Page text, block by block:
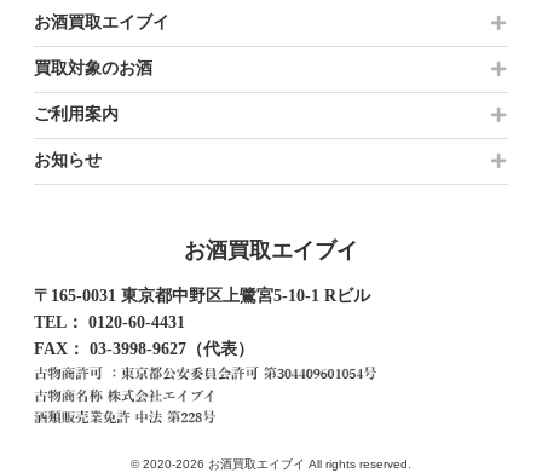
お酒買取エイブイ
買取対象のお酒
ご利用案内
お知らせ
お酒買取エイブイ
〒165-0031 東京都中野区上鷺宮5-10-1 Rビル
TEL： 0120-60-4431
FAX： 03-3998-9627（代表）
© 2020-2026 お酒買取エイブイ All rights reserved.